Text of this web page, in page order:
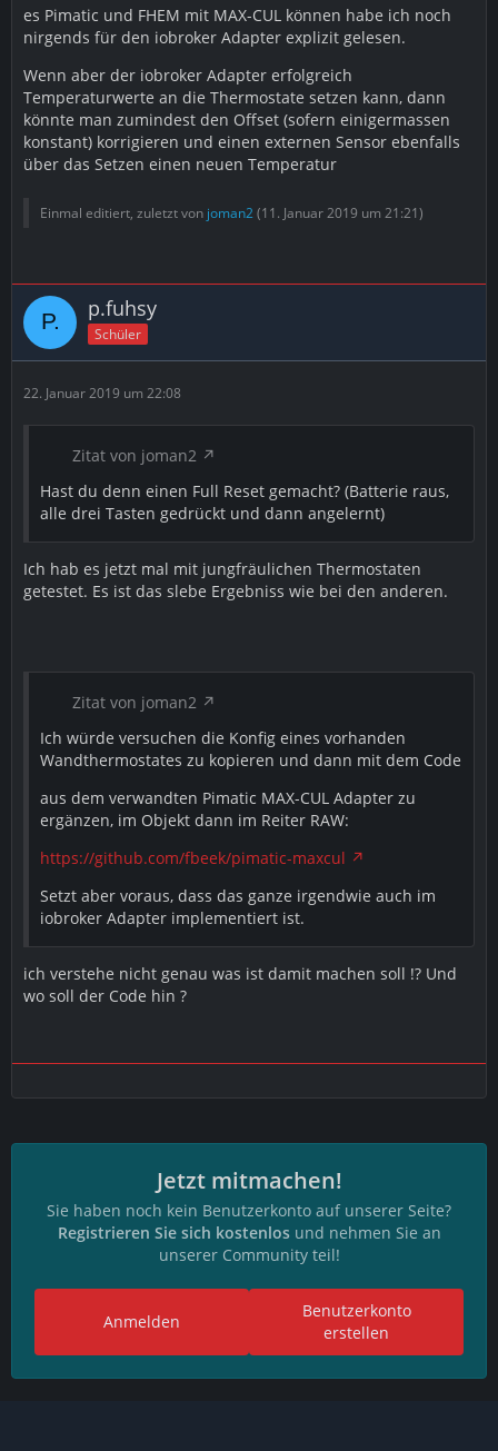
es Pimatic und FHEM mit MAX-CUL können habe ich noch
nirgends für den iobroker Adapter explizit gelesen.
Wenn aber der iobroker Adapter erfolgreich
Temperaturwerte an die Thermostate setzen kann, dann
könnte man zumindest den Offset (sofern einigermassen
konstant) korrigieren und einen externen Sensor ebenfalls
über das Setzen einen neuen Temperatur
Einmal editiert, zuletzt von joman2(11. Januar 2019 um 21:21)
p.fuhsy
Schüler
22. Januar 2019 um 22:08
Zitat von joman2
Hast du denn einen Full Reset gemacht? (Batterie raus,
alle drei Tasten gedrückt und dann angelernt)
Ich hab es jetzt mal mit jungfräulichen Thermostaten
getestet. Es ist das slebe Ergebniss wie bei den anderen.
Zitat von joman2
Ich würde versuchen die Konfig eines vorhanden
Wandthermostates zu kopieren und dann mit dem Code
aus dem verwandten Pimatic MAX-CUL Adapter zu
ergänzen, im Objekt dann im Reiter RAW:
https://github.com/fbeek/pimatic-maxcul
Setzt aber voraus, dass das ganze irgendwie auch im
iobroker Adapter implementiert ist.
ich verstehe nicht genau was ist damit machen soll !? Und
wo soll der Code hin ?
Jetzt mitmachen!
Sie haben noch kein Benutzerkonto auf unserer Seite?
Registrieren Sie sich kostenlosund nehmen Sie an
unserer Community teil!
Benutzerkonto
erstellen
Anmelden